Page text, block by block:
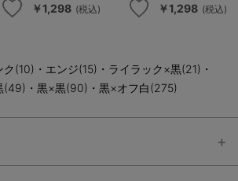
￥1,298 (税込) ￥1,298 (税込)
(10)・エンジ(15)・ライラック×黒(21)・
(49)・黒×黒(90)・黒×オフ白(275)